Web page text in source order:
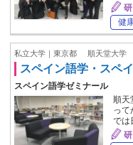
健
私立大学｜東京都 順天堂大学
スペイン語学・スペ
スペイン語学ゼミナール
順
っ
では